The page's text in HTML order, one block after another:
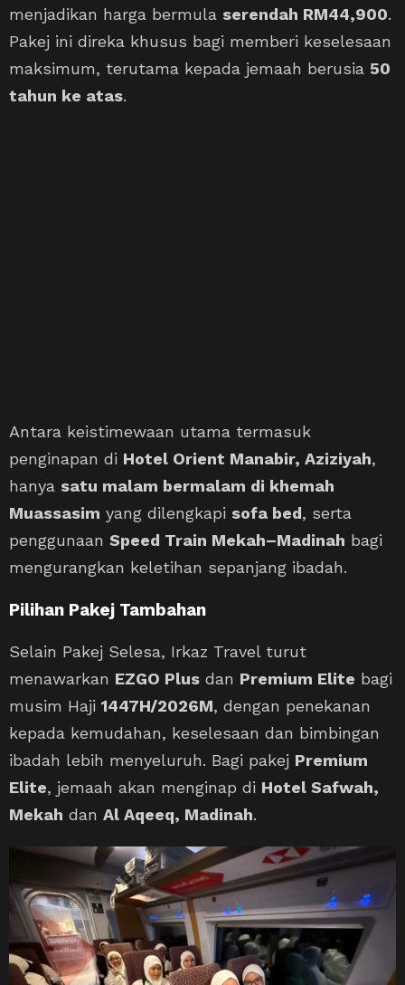
menjadikan harga bermula serendah RM44,900.
Pakej ini direka khusus bagi memberi keselesaan
maksimum, terutama kepada jemaah berusia 50
tahun ke atas.
Antara keistimewaan utama termasuk
penginapan di Hotel Orient Manabir, Aziziyah,
hanya satu malam bermalam di khemah
Muassasim yang dilengkapi sofa bed, serta
penggunaan Speed Train Mekah–Madinah bagi
mengurangkan keletihan sepanjang ibadah.
Pilihan Pakej Tambahan
Selain Pakej Selesa, Irkaz Travel turut
menawarkan EZGO Plus dan Premium Elite bagi
musim Haji 1447H/2026M, dengan penekanan
kepada kemudahan, keselesaan dan bimbingan
ibadah lebih menyeluruh. Bagi pakej Premium
Elite, jemaah akan menginap di Hotel Safwah,
Mekah dan Al Aqeeq, Madinah.